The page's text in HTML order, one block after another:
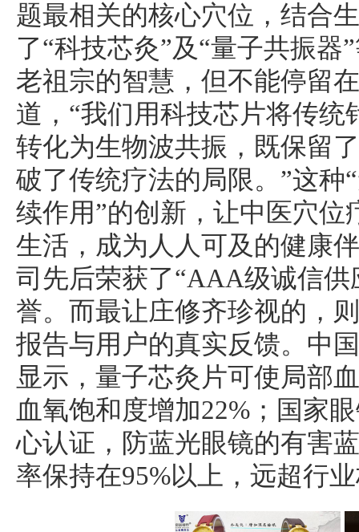
题最相关的核心穴位，结合
了“科技芯灸”及“量子共振器
老祖宗的智慧，但不能停留
道，“我们用科技芯片将传统
转化为生物波共振，既保留
破了传统疗法的局限。”这种
续作用”的创新，让中医穴位
生活，成为人人可及的健康
司先后荣获了“AAA级诚信供
誉。而最让庄修齐珍视的，
报告与用户的真实反馈。中
显示，量子芯灸片可使局部
血氧饱和度增加22%；国家
心认证，防蓝光眼镜的有害
率保持在95%以上，远超行